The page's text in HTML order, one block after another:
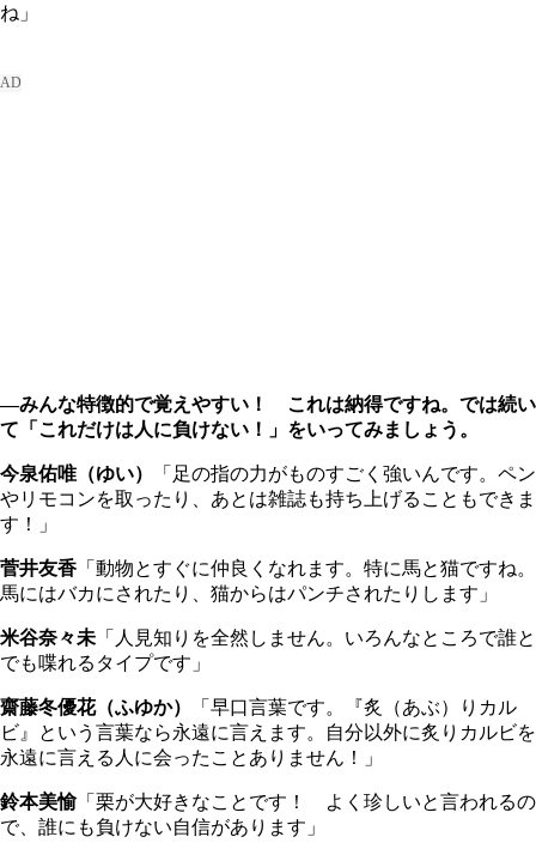
ね」
―みんな特徴的で覚えやすい！ これは納得ですね。では続い
て「これだけは人に負けない！」をいってみましょう。
今泉佑唯（ゆい）
「足の指の力がものすごく強いんです。ペン
やリモコンを取ったり、あとは雑誌も持ち上げることもできま
す！」
菅井友香 「動物とすぐに仲良くなれます。特に馬と猫ですね。
馬にはバカにされたり、猫からはパンチされたりします」
米谷奈々未 「人見知りを全然しません。いろんなところで誰と
でも喋れるタイプです」
齋藤冬優花（ふゆか）
「早口言葉です。『炙（あぶ）りカル
ビ』という言葉なら永遠に言えます。自分以外に炙りカルビを
永遠に言える人に会ったことありません！」
鈴本美愉「栗が大好きなことです！ よく珍しいと言われるの
で、誰にも負けない自信があります」